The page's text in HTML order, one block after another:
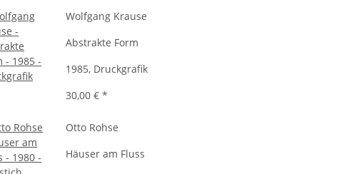
Wolfgang Krause
Abstrakte Form
1985, Druckgrafik
30,00 €*
Otto Rohse
Häuser am Fluss